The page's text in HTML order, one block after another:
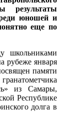
результаты
юношей и
еще по
школьниками
рубеже января
памяти
из Самары,
Республике
долга в